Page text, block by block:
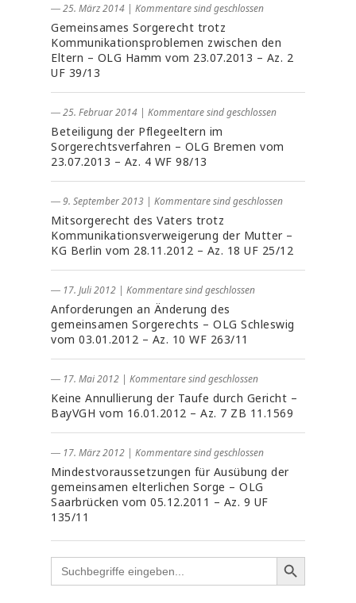
― 25. März 2014 | Kommentare sind geschlossen
Gemeinsames Sorgerecht trotz
Kommunikationsproblemen zwischen den
Eltern – OLG Hamm vom 23.07.2013 – Az. 2
UF 39/13
― 25. Februar 2014 | Kommentare sind geschlossen
Beteiligung der Pflegeeltern im
Sorgerechtsverfahren – OLG Bremen vom
23.07.2013 – Az. 4 WF 98/13
― 9. September 2013 | Kommentare sind geschlossen
Mitsorgerecht des Vaters trotz
Kommunikationsverweigerung der Mutter –
KG Berlin vom 28.11.2012 – Az. 18 UF 25/12
― 17. Juli 2012 | Kommentare sind geschlossen
Anforderungen an Änderung des
gemeinsamen Sorgerechts – OLG Schleswig
vom 03.01.2012 – Az. 10 WF 263/11
― 17. Mai 2012 | Kommentare sind geschlossen
Keine Annullierung der Taufe durch Gericht –
BayVGH vom 16.01.2012 – Az. 7 ZB 11.1569
― 17. März 2012 | Kommentare sind geschlossen
Mindestvoraussetzungen für Ausübung der
gemeinsamen elterlichen Sorge – OLG
Saarbrücken vom 05.12.2011 – Az. 9 UF
135/11
Search
for: